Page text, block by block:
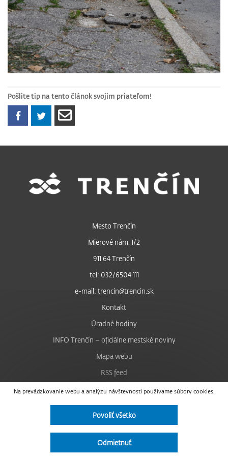
Pošlite tip na tento článok svojim priateľom!
Na prevádzkovanie webu a analýzu návštevnosti používame súbory cookies.
Povoliť všetko
Odmietnuť
Mesto Trenčín
Mierové nám. 1/2
911 64 Trenčín
tel: 032/6504 111
e-mail: trencin@trencin.sk
Kontakt
Úradné hodiny
INFO Trenčín – oficiálne mestské noviny
Mapa webu
RSS feed
Nastavenie cookies
Facebook
Instagram
Vyhlásenie o prístupnosti